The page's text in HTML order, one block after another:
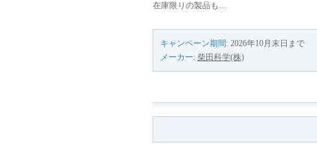
在庫限りの製品も…
キャンペーン期間: 2026年10月末日まで
メーカー: 柴田科学(株)